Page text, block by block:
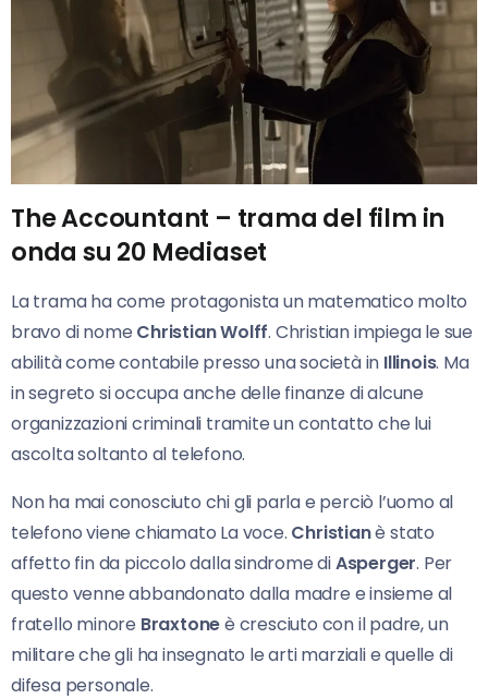
The Accountant – trama del film in
onda su 20 Mediaset
La trama ha come protagonista un matematico molto
bravo di nome Christian Wolff. Christian impiega le sue
abilità come contabile presso una società in Illinois. Ma
in segreto si occupa anche delle finanze di alcune
organizzazioni criminali tramite un contatto che lui
ascolta soltanto al telefono.
Non ha mai conosciuto chi gli parla e perciò l’uomo al
telefono viene chiamato La voce. Christianè stato
affetto fin da piccolo dalla sindrome diAsperger. Per
questo venne abbandonato dalla madre e insieme al
fratello minore Braxtoneè cresciuto con il padre, un
militare che gli ha insegnato le arti marziali e quelle di
difesa personale.